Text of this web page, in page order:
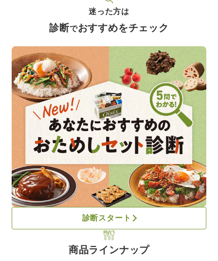
迷った方は
診断でおすすめをチェック
診断スタート
商品ラインナップ